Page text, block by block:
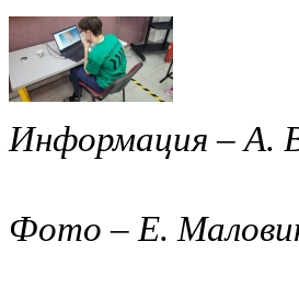
Информация – А.
Фото – Е.